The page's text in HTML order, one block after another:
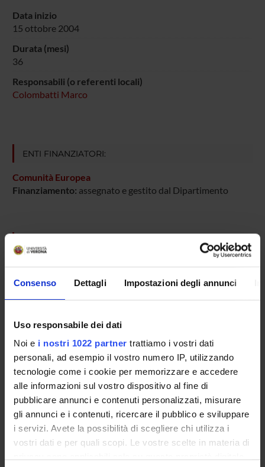
Consenso Dettagli Impostazioni degli annunci
Uso responsabile dei dati
Noi e i nostri 1022 partner trattiamo i vostri dati
personali, ad esempio il vostro numero IP, utilizzando
tecnologie come i cookie per memorizzare e accedere
alle informazioni sul vostro dispositivo al fine di
pubblicare annunci e contenuti personalizzati, misurare
gli annunci e i contenuti, ricercare il pubblico e sviluppare
i servizi. Avete la possibilità di scegliere chi utilizza i
vostri dati e per quali scopi. Le vostre scelte in materia di
Data inizio
15 ottobre 2004
Durata (mesi)
36
Responsabili (o referenti locali)
Colombatti Marco
ENTI FINANZIATORI:
Comunità Europea
Finanziamento: assegnato e gestito dal Dipartimento
Giuseppe Bellisola
Marco Colombatti
Allegati
Allegati
documento (pdf, en, 1031 KB, 09/02/05)